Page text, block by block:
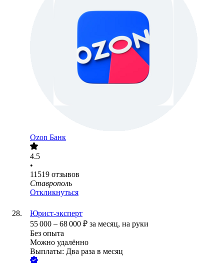
Ozon Банк
4.5
•
11519 отзывов
Ставрополь
Откликнуться
Юрист-эксперт
55 000 – 68 000 ₽ за месяц, на руки
Без опыта
Можно удалённо
Выплаты: Два раза в месяц